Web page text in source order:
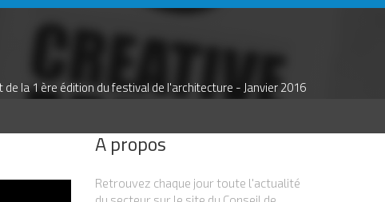
la 1 ère édition du festival de l'architecture - Janvier 2016
A propos
Retrouvez chaque jour toute l'actualité